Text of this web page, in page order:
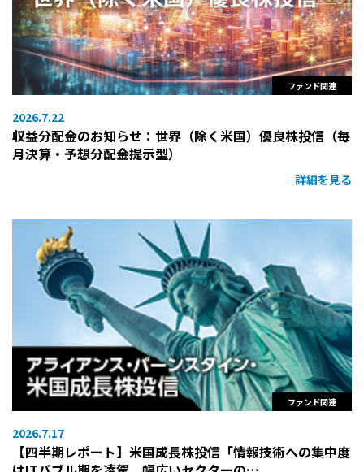
ファンド関連
2026.7.22
収益分配金のお知らせ：世界（除く米国）優良株投信（毎
月決算・予想分配金提示型）
詳細を見る
ファンド関連
2026.7.17
【四半期レポート】米国成長株投信「情報技術への集中度